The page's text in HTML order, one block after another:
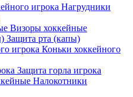
Нагрудники
Визоры хоккейные
Защита рта (капы)
Коньки хоккейного
Защита горла игрока
Налокотники